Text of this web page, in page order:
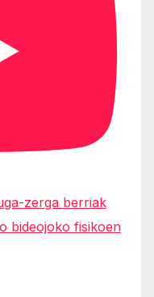
zerga berriak
bideojoko fisikoen